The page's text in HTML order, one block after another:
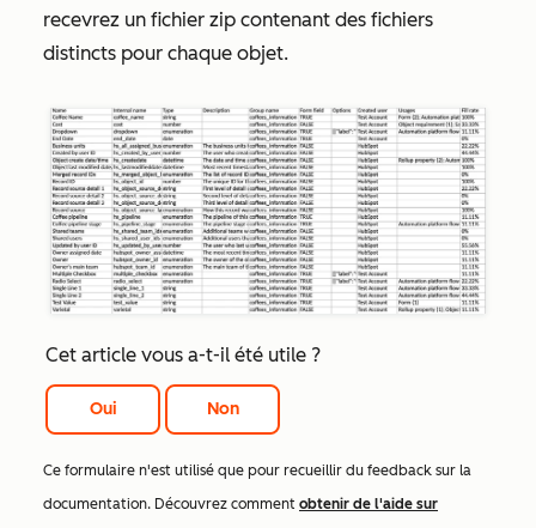
recevrez un fichier zip contenant des fichiers
distincts pour chaque objet.
Cet article vous a-t-il été utile ?
Oui Non
Ce formulaire n'est utilisé que pour recueillir du feedback sur la
documentation. Découvrez comment obtenir de l'aide sur